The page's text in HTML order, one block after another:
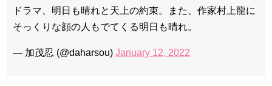
ドラマ、明日も晴れと天上の約束。また、作家村上龍に
そっくりな顔の人もでてくる明日も晴れ。
— 加茂忍 (@daharsou) January 12, 2022